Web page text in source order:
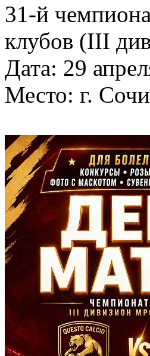
31-й
клубов (III
Дата: 29
Место: г.